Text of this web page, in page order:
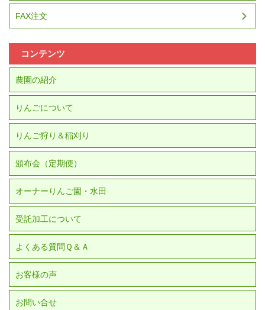
FAX注文
コンテンツ
農園の紹介
りんごについて
りんご狩り＆稲刈り
頒布会（定期便）
オーナーりんご園・水田
受託加工について
よくある質問Ｑ＆Ａ
お客様の声
お問い合せ